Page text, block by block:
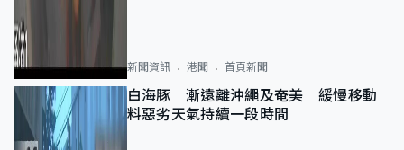
新聞資訊 港聞 首頁新聞
白海豚｜漸遠離沖繩及奄美 緩慢移動
料惡劣天氣持續一段時間